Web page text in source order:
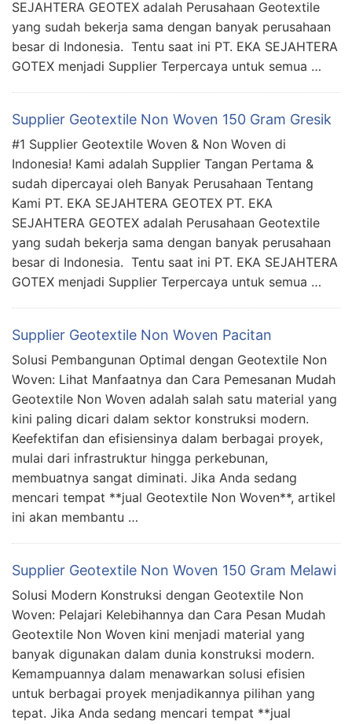
SEJAHTERA GEOTEX adalah Perusahaan Geotextile
yang sudah bekerja sama dengan banyak perusahaan
besar di Indonesia. Tentu saat ini PT. EKA SEJAHTERA
GOTEX menjadi Supplier Terpercaya untuk semua …
Supplier Geotextile Non Woven 150 Gram Gresik
#1 Supplier Geotextile Woven & Non Woven di
Indonesia! Kami adalah Supplier Tangan Pertama &
sudah dipercayai oleh Banyak Perusahaan Tentang
Kami PT. EKA SEJAHTERA GEOTEX PT. EKA
SEJAHTERA GEOTEX adalah Perusahaan Geotextile
yang sudah bekerja sama dengan banyak perusahaan
besar di Indonesia. Tentu saat ini PT. EKA SEJAHTERA
GOTEX menjadi Supplier Terpercaya untuk semua …
Supplier Geotextile Non Woven Pacitan
Solusi Pembangunan Optimal dengan Geotextile Non
Woven: Lihat Manfaatnya dan Cara Pemesanan Mudah
Geotextile Non Woven adalah salah satu material yang
kini paling dicari dalam sektor konstruksi modern.
Keefektifan dan efisiensinya dalam berbagai proyek,
mulai dari infrastruktur hingga perkebunan,
membuatnya sangat diminati. Jika Anda sedang
mencari tempat **jual Geotextile Non Woven**, artikel
ini akan membantu …
Supplier Geotextile Non Woven 150 Gram Melawi
Solusi Modern Konstruksi dengan Geotextile Non
Woven: Pelajari Kelebihannya dan Cara Pesan Mudah
Geotextile Non Woven kini menjadi material yang
banyak digunakan dalam dunia konstruksi modern.
Kemampuannya dalam menawarkan solusi efisien
untuk berbagai proyek menjadikannya pilihan yang
tepat. Jika Anda sedang mencari tempat **jual